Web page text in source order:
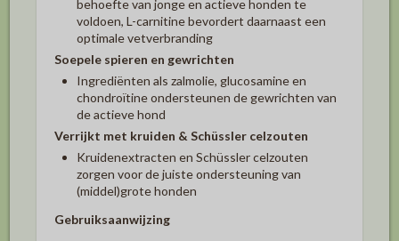
behoefte van jonge en actieve honden te
voldoen, L-carnitine bevordert daarnaast een
optimale vetverbranding
Soepele spieren en gewrichten
Ingrediënten als zalmolie, glucosamine en
chondroïtine ondersteunen de gewrichten van
de actieve hond
Verrijkt met kruiden & Schüssler celzouten
Kruidenextracten en Schüssler celzouten
zorgen voor de juiste ondersteuning van
(middel)grote honden
Gebruiksaanwijzing